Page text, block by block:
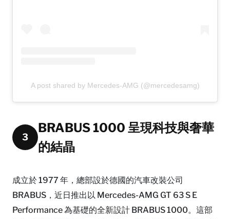
A post shared by Mercedes-AMG (@mercedesamg)
3
BRABUS 1000 呈現科技與奢華
的結晶
成立於 1977 年，總部設於德國的汽車改裝公司
BRABUS，近日推出以 Mercedes-AMG GT 63 S E
Performance 為基礎的全新設計 BRABUS 1000。這部